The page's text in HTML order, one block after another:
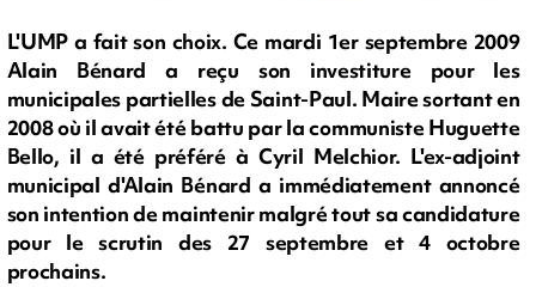
L'UMP a fait son choix. Ce mardi 1er septembre 2009
Alain Bénard a reçu son investiture pour les
municipales partielles de Saint-Paul. Maire sortant en
2008 où il avait été battu par la communiste Huguette
Bello, il a été préféré à Cyril Melchior. L'ex-adjoint
municipal d'Alain Bénard a immédiatement annoncé
son intention de maintenir malgré tout sa candidature
pour le scrutin des 27 septembre et 4 octobre
prochains.